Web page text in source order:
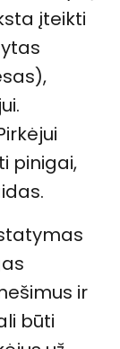
įteikti
pinigai,
ir
būti